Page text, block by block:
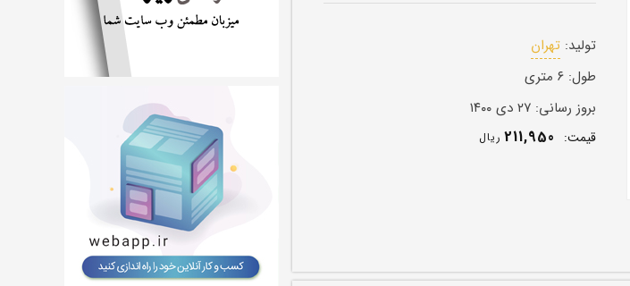
تولید: تهران
طول: ۶ متری
بروز رسانی: ۲۷ دی ۱۴۰۰
قيمت: 211,950 ريال